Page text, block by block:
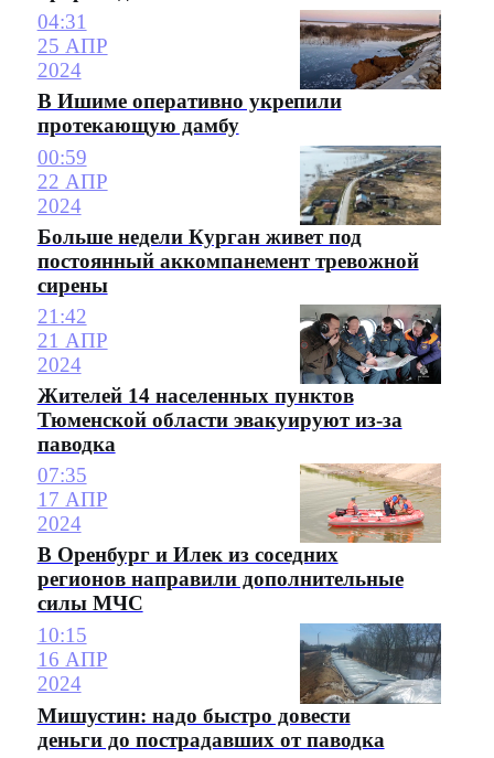
04:31
25 АПР
2024
В Ишиме оперативно укрепили
протекающую дамбу
00:59
22 АПР
2024
Больше недели Курган живет под
постоянный аккомпанемент тревожной
сирены
21:42
21 АПР
2024
Жителей 14 населенных пунктов
Тюменской области эвакуируют из-за
паводка
07:35
17 АПР
2024
В Оренбург и Илек из соседних
регионов направили дополнительные
силы МЧС
10:15
16 АПР
2024
Мишустин: надо быстро довести
деньги до пострадавших от паводка